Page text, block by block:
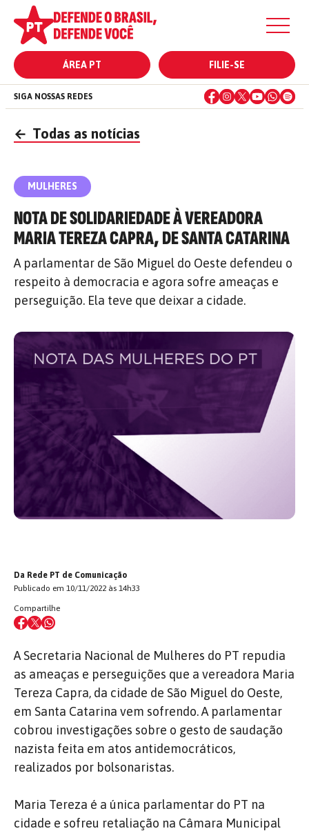
ÁREA PT FILIE-SE
SIGA NOSSAS REDES
← Todas as notícias
MULHERES
NOTA DE SOLIDARIEDADE À VEREADORA
MARIA TEREZA CAPRA, DE SANTA CATARINA
A parlamentar de São Miguel do Oeste defendeu o
respeito à democracia e agora sofre ameaças e
perseguição. Ela teve que deixar a cidade.
Da Rede PT de Comunicação
Publicado em 10/11/2022 às 14h33
Compartilhe
A Secretaria Nacional de Mulheres do PT repudia
as ameaças e perseguições que a vereadora Maria
Tereza Capra, da cidade de São Miguel do Oeste,
em Santa Catarina vem sofrendo. A parlamentar
cobrou investigações sobre o gesto de saudação
nazista feita em atos antidemocráticos,
realizados por bolsonaristas.
Maria Tereza é a única parlamentar do PT na
cidade e sofreu retaliação na Câmara Municipal